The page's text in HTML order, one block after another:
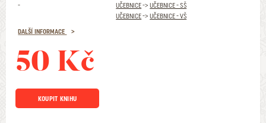
-
UČEBNICE->UČEBNICE - SŠ
UČEBNICE->UČEBNICE - VŠ
DALŠÍ INFORMACE
50 Kč
KOUPIT KNIHU